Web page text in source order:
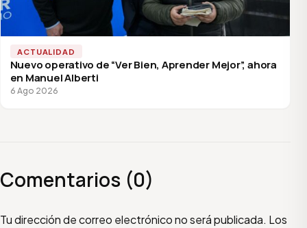
ACTUALIDAD
Nuevo operativo de “Ver Bien, Aprender Mejor”, ahora
en Manuel Alberti
6 Ago 2026
Comentarios (0)
Tu dirección de correo electrónico no será publicada. Los
Escribí tu comentario
Nombre
Email